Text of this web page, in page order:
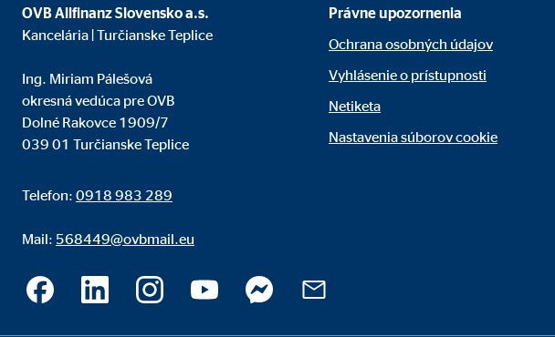
OVB Allfinanz Slovensko a.s.
Kancelária | Turčianske Teplice
Ing. Miriam Pálešová
okresná vedúca pre OVB
Dolné Rakovce 1909/7
039 01 Turčianske Teplice
Telefon: 0918 983 289
Mail: 568449@ovbmail.eu
Právne upozornenia
Ochrana osobných údajov
Vyhlásenie o prístupnosti
Netiketa
Nastavenia súborov cookie